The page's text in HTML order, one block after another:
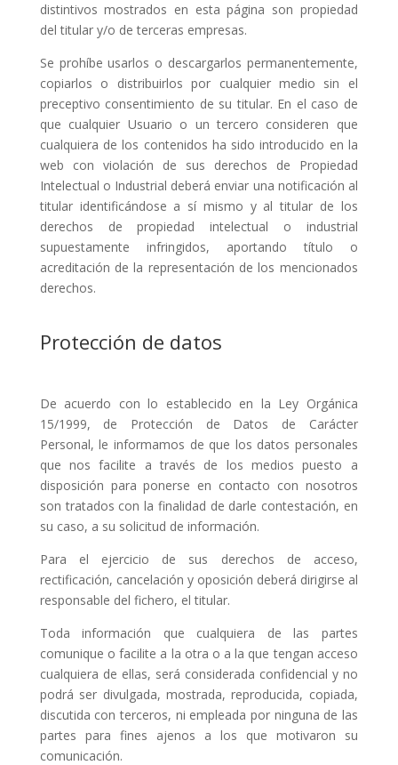
distintivos mostrados en esta página son propiedad
del titular y/o de terceras empresas.
Se prohíbe usarlos o descargarlos permanentemente,
copiarlos o distribuirlos por cualquier medio sin el
preceptivo consentimiento de su titular. En el caso de
que cualquier Usuario o un tercero consideren que
cualquiera de los contenidos ha sido introducido en la
web con violación de sus derechos de Propiedad
Intelectual o Industrial deberá enviar una notificación al
titular identificándose a sí mismo y al titular de los
derechos de propiedad intelectual o industrial
supuestamente infringidos, aportando título o
acreditación de la representación de los mencionados
derechos.
Protección de datos
De acuerdo con lo establecido en la Ley Orgánica
15/1999, de Protección de Datos de Carácter
Personal, le informamos de que los datos personales
que nos facilite a través de los medios puesto a
disposición para ponerse en contacto con nosotros
son tratados con la finalidad de darle contestación, en
su caso, a su solicitud de información.
Para el ejercicio de sus derechos de acceso,
rectificación, cancelación y oposición deberá dirigirse al
responsable del fichero, el titular.
Toda información que cualquiera de las partes
comunique o facilite a la otra o a la que tengan acceso
cualquiera de ellas, será considerada confidencial y no
podrá ser divulgada, mostrada, reproducida, copiada,
discutida con terceros, ni empleada por ninguna de las
partes para fines ajenos a los que motivaron su
comunicación.